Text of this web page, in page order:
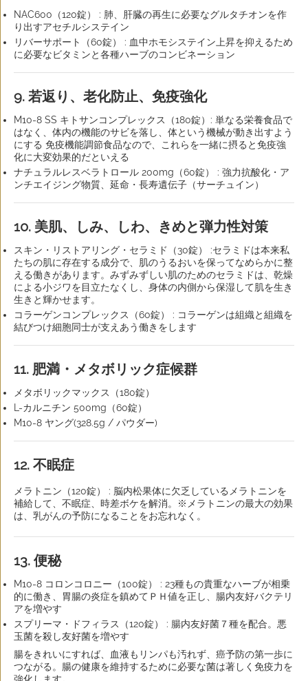
NAC600（120錠） : 肺、肝臓の再生に必要なグルタチオンを作
り出すアセチルシステイン
リバーサポート（60錠） : 血中ホモシステイン上昇を抑えるため
に必要なビタミンと各種ハーブのコンビネーション
9. 若返り、老化防止、免疫強化
M10-8 SS キトサンコンプレックス（180錠）: 単なる栄養食品で
はなく、体内の機能のサビを落し、体という機械が動き出すよう
にする 免疫機能調節食品なので、これらを一緒に摂ると免疫強
化に大変効果的だといえる
ナチュラルレスベラトロール 200mg（60錠） : 強力抗酸化・ア
ンチエイジング物質、延命・長寿遺伝子（サーチュイン）
10. 美肌、しみ、しわ、きめと弾力性対策
スキン・リストアリング・セラミド（30錠） :セラミドは本来私
たちの肌に存在する成分で、肌のうるおいを保ってなめらかに整
える働きがあります。みずみずしい肌のためのセラミドは、乾燥
による小ジワを目立たなくし、身体の内側から保湿して肌を生き
生きと輝かせます。
コラーゲンコンプレックス（60錠） : コラーゲンは組織と組織を
結びつけ細胞同士が支えあう働きをします
11. 肥満・メタボリック症候群
メタボリックマックス（180錠）
L-カルニチン 500mg（60錠）
M10-8 ヤング(328.5g / パウダー)
12. 不眠症
メラトニン（120錠） : 脳内松果体に欠乏しているメラトニンを
補給して、不眠症、時差ボケを解消。※メラトニンの最大の効果
は、乳がんの予防になることをお忘れなく。
13. 便秘
M10-8 コロンコロニー（100錠） : 23種もの貴重なハーブが相乗
的に働き、胃腸の炎症を鎮めてＰＨ値を正し、腸内友好バクテリ
アを増やす
スプリーマ・ドフィラス（120錠） : 腸内友好菌７種を配合。悪
玉菌を殺し友好菌を増やす
腸をきれいにすれば、血液もリンパも汚れず、癌予防の第一歩に
つながる。腸の健康を維持するために必要な菌は著しく免疫力を